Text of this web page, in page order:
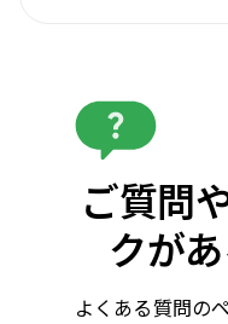
ご質問
クが
よくある質問の